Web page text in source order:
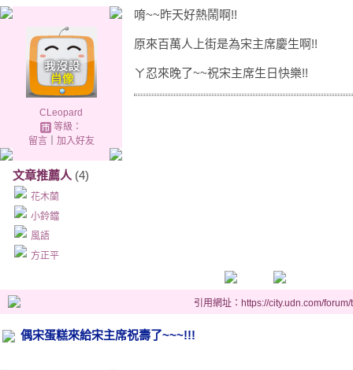
CLeopard
等級：
留言｜ 加入好友
文章推薦人 (4)
花木蘭
小鈴鐺
風語
方正平
唷~~昨天好熱鬧啊!!
原來百萬人上街是為宋主席慶生啊!!
ㄚ忍來晚了~~祝宋主席生日快樂!!
引用網址：https://city.udn.com/
偶宋蛋糕來給宋主席祝壽了~~~!!!